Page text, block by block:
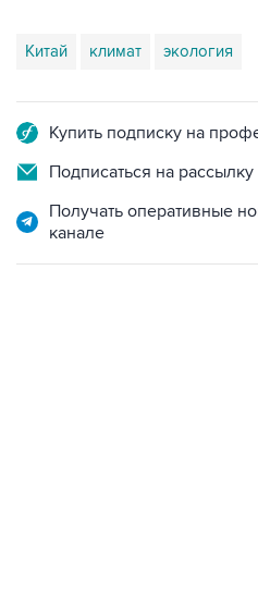
Китай климат экология
Купить подписку на
Подписаться на
Получать оперативные
канале